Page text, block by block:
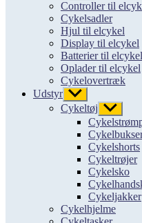
undermenu
Controller til
Cykelsadler
Hjul til elcykel
Display til elcykel
Batterier til elcykel
Oplader til elcykel
Cykelovertræk
Udstyr Vis
undermenu
Cykeltøj Vis
Cykelshorts
Cykeltrøjer
Cykelsko
Cykeljakker
Cykelhjelme